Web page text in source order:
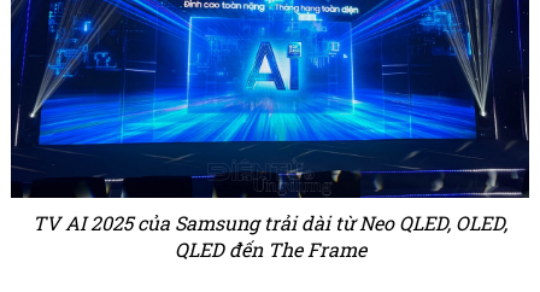
TV AI 2025 của Samsung trải dài từ Neo QLED, OLED,
QLED đến The Frame